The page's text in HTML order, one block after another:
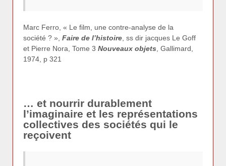
Marc Ferro, « Le film, une contre-analyse de la
société ? », Faire de l’histoire , ss dir jacques Le Goff
et Pierre Nora, Tome 3 Nouveaux objets , Gallimard,
1974, p 321
… et nourrir durablement
l’imaginaire et les représentations
collectives des sociétés qui le
reçoivent